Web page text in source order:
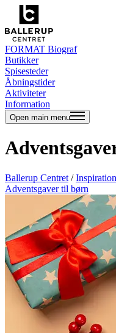
FORMAT Biograf
Butikker
Spisesteder
Åbningstider
Aktiviteter
Information
Open main menu
Ballerup Centret /Inspiration
Adventsgaver til børn